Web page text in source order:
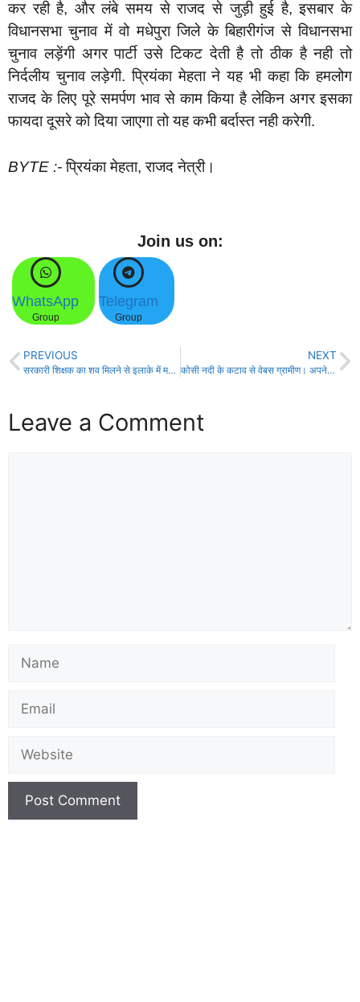
कर रही है, और लंबे समय से राजद से जुड़ी हुई है, इसबार के
विधानसभा चुनाव में वो मधेपुरा जिले के बिहारीगंज से विधानसभा
चुनाव लड़ेंगी अगर पार्टी उसे टिकट देती है तो ठीक है नही तो
निर्दलीय चुनाव लड़ेगी. प्रियंका मेहता ने यह भी कहा कि हमलोग
राजद के लिए पूरे समर्पण भाव से काम किया है लेकिन अगर इसका
फायदा दूसरे को दिया जाएगा तो यह कभी बर्दास्त नही करेगी.
BYTE :-प्रियंका मेहता, राजद नेत्री।
Join us on:
WhatsApp
Group
Telegram
Group
PREVIOUS
सरकारी शिक्षक का शव मिलने से इलाके में मचा हड़कंप!
NEXT
कोसी नदी के कटाव से वेबस ग्रामीण। अपने जिम्मेवारी से भाग रहे है अधिकारी।
Leave a Comment